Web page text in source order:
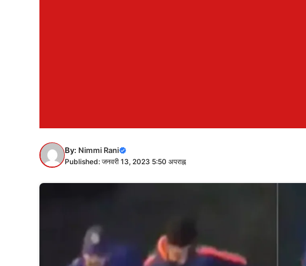
By: Nimmi Rani
Published: जनवरी 13, 2023 5:50 अपराह्न